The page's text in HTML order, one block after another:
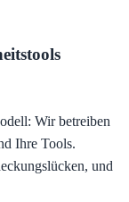
Wir betreiben
Ihre Tools.
und